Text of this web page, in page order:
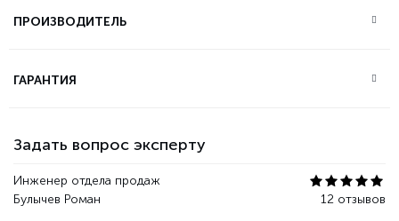
Задать вопрос эксперту
Инженер отдела продаж
Булычев Роман
12 отзывов
ПРОИЗВОДИТЕЛЬ
ГАРАНТИЯ